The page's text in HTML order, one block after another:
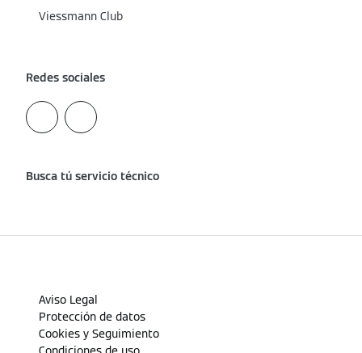
Viessmann Club
Redes sociales
Busca tú servicio técnico
Aviso Legal
Protección de datos
Cookies y Seguimiento